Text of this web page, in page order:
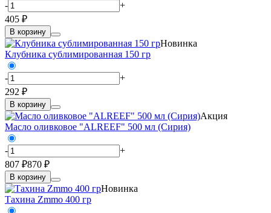
-
+
405 ₽
В корзину
Новинка
Клубника сублимированная 150 гр
-
+
292 ₽
В корзину
Акция
Масло оливковое "ALREEF" 500 мл (Сирия)
-
+
807 ₽870 ₽
В корзину
Новинка
Тахина Zmmo 400 гр